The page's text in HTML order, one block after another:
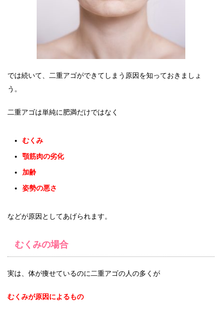
では続いて、二重アゴができてしまう原因を知っておきましょ
う。
二重アゴは単純に肥満だけではなく
むくみ
顎筋肉の劣化
加齢
姿勢の悪さ
などが原因としてあげられます。
むくみの場合
実は、体が痩せているのに二重アゴの人の多くが
むくみが原因によるもの